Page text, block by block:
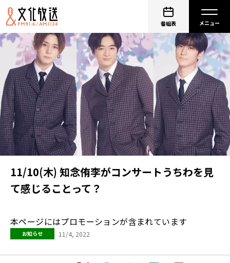
番組表
11/10(木) 知念侑李がコンサートうちわを見
て感じることって？
本ページにはプロモーションが含まれています
お知らせ 11/4, 2022